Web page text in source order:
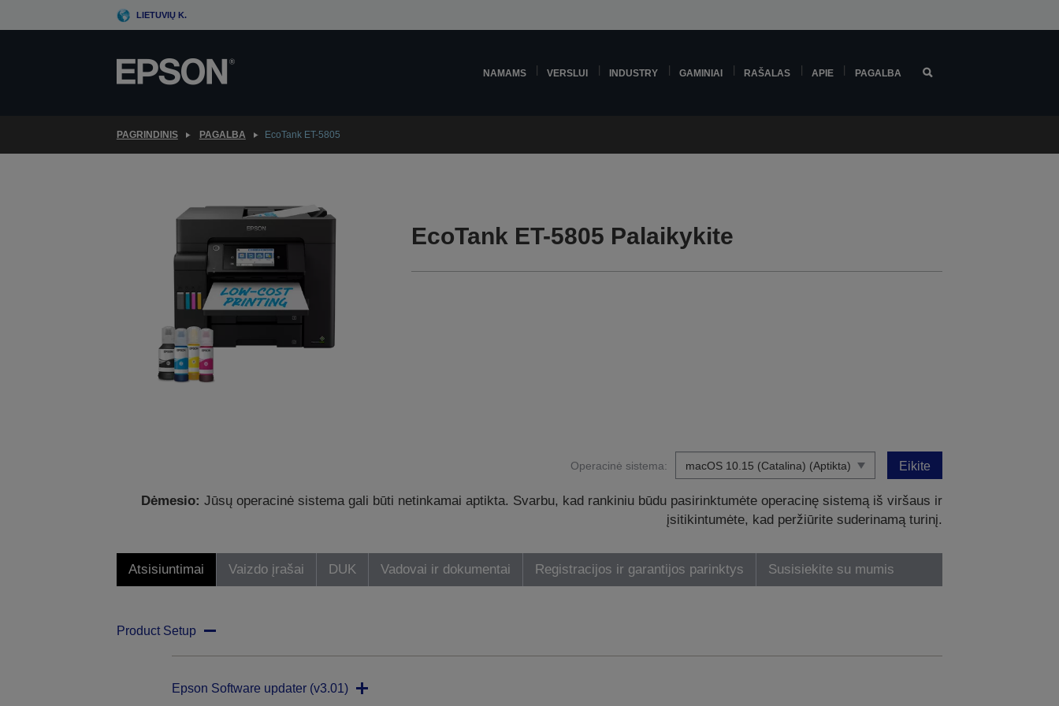
to
LIETUVIŲ K.
NAMAMS VERSLUI INDUSTRY GAMINIAI RAŠALAS APIE PAGALBA
PAGRINDINIS PAGALBA EcoTank ET-5805
EcoTank ET-5805 Palaikykite
Operacinė sistema: Eikite
Dėmesio: Jūsų operacinė sistema gali būti netinkamai aptikta. Svarbu, kad rankiniu būdu pasirinktumėte operacinę sistemą iš viršaus ir
įsitikintumėte, kad peržiūrite suderinamą turinį.
Atsisiuntimai Vaizdo įrašai DUK Vadovai ir dokumentai Registracijos ir garantijos parinktys Susisiekite su mumis
Product Setup
Epson Software updater (v3.01)